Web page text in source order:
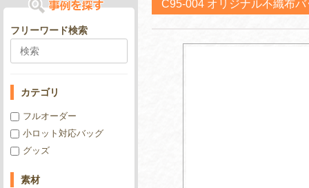
C95-004 オリジナル不織布
フリーワード検索
カテゴリ
フルオーダー
小ロット対応バッグ
グッズ
素材